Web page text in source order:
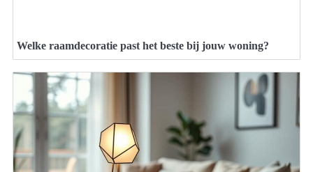
Welke raamdecoratie past het beste bij jouw woning?